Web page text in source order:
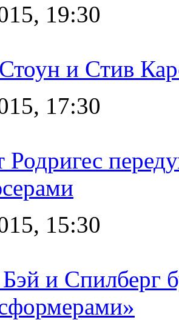
19:30
и Стив
17:30
Родригес
15:30
и Спилберг